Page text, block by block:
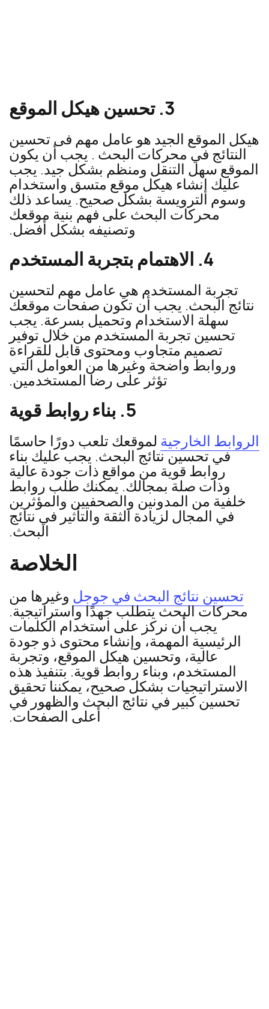
3. تحسين هيكل الموقع
هيكل الموقع الجيد هو عامل مهم فى تحسين
النتائج في محركات البحث . يجب أن يكون
الموقع سهل التنقل ومنظم بشكل جيد. يجب
عليك إنشاء هيكل موقع متسق واستخدام
وسوم الترويسة بشكل صحيح. يساعد ذلك
محركات البحث على فهم بنية موقعك
وتصنيفه بشكل أفضل.
4. الاهتمام بتجربة المستخدم
تجربة المستخدم هي عامل مهم لتحسين
نتائج البحث. يجب أن تكون صفحات موقعك
سهلة الاستخدام وتحميل بسرعة. يجب
تحسين تجربة المستخدم من خلال توفير
تصميم متجاوب ومحتوى قابل للقراءة
وروابط واضحة وغيرها من العوامل التي
تؤثر على رضا المستخدمين.
5. بناء روابط قوية
الروابط الخارجية لموقعك تلعب دورًا حاسمًا
في تحسين نتائج البحث. يجب عليك بناء
روابط قوية من مواقع ذات جودة عالية
وذات صلة بمجالك. يمكنك طلب روابط
خلفية من المدونين والصحفيين والمؤثرين
في المجال لزيادة الثقة والتأثير في نتائج
البحث.
الخلاصة
تحسين نتائج البحث في جوجل وغيرها من
محركات البحث يتطلب جهدًا واستراتيجية.
يجب أن نركز على استخدام الكلمات
الرئيسية المهمة، وإنشاء محتوى ذو جودة
عالية، وتحسين هيكل الموقع، وتجربة
المستخدم، وبناء روابط قوية. بتنفيذ هذه
الاستراتيجيات بشكل صحيح، يمكننا تحقيق
تحسين كبير في نتائج البحث والظهور في
أعلى الصفحات.